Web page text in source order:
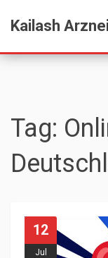
Kailash
Tag:
12
Jul